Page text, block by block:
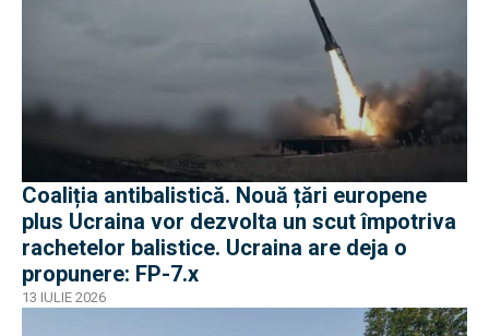
Coaliția antibalistică. Nouă țări europene
plus Ucraina vor dezvolta un scut împotriva
rachetelor balistice. Ucraina are deja o
propunere: FP-7.x
13 IULIE 2026